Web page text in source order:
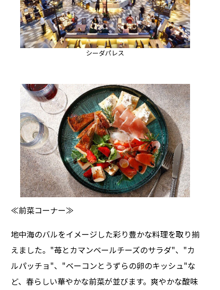
シーダパレス
≪前菜コーナー≫
地中海のバルをイメージした彩り豊かな料理を取り揃
えました。"苺とカマンベールチーズのサラダ"、"カ
ルパッチョ"、"ベーコンとうずらの卵のキッシュ"な
ど、春らしい華やかな前菜が並びます。爽やかな酸味